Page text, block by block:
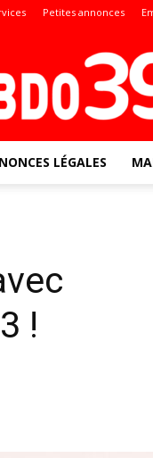
Petites annonces
LÉGALES
!